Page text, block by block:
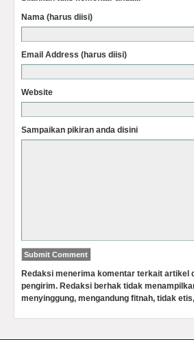
Nama (harus diisi)
Email Address (harus diisi)
Website
Sampaikan pikiran anda disini
Redaksi menerima komentar terkait artikel
pengirim. Redaksi berhak tidak
menyinggung, mengandung fitnah, tidak